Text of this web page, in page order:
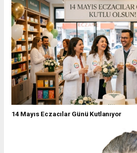
14 Mayıs Eczacılar Günü Kutlanıyor